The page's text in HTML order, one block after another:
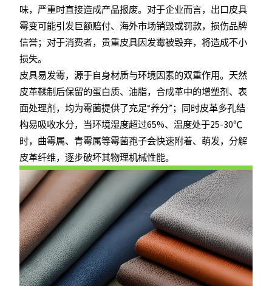
味，严重时直接造成产品报废。对于企业而言，出口皮具
霉变可能引发巨额赔付、海外市场销毁或罚款，损伤品牌
信誉；对于消费者，贵重皮具因发霉被毁弃，将造成不小
损失。
皮具易发霉，源于自身材质与环境因素的双重作用。天然
皮革鞣制后保留的蛋白质、油脂，合成革中的增塑剂、表
面处理剂，均为霉菌提供了充足“养分”；同时皮革多孔结
构易吸收水分，当环境湿度超过65%、温度处于25-30℃
时，曲霉属、青霉属等霉菌孢子会快速附着、萌发，分解
皮革纤维，逐步破坏其物理机械性能。